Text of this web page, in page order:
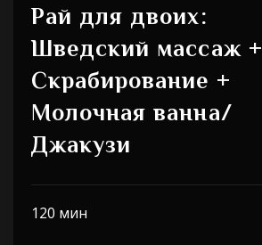
Рай для двоих:
Шведский массаж +
Скрабирование +
Молочная ванна/
Джакузи
120 мин